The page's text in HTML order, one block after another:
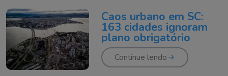
Caos urbano em SC:
163 cidades ignoram
plano obrigatório
Continue lendo